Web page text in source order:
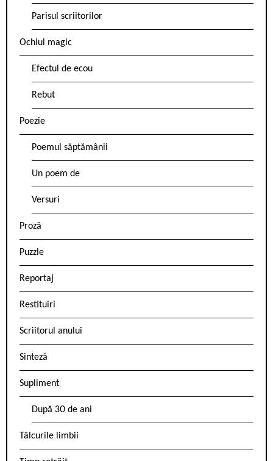
Parisul scriitorilor
Ochiul magic
Efectul de ecou
Rebut
Poezie
Poemul săptămânii
Un poem de
Versuri
Proză
Puzzle
Reportaj
Restituiri
Scriitorul anului
Sinteză
Supliment
După 30 de ani
Tâlcurile limbii